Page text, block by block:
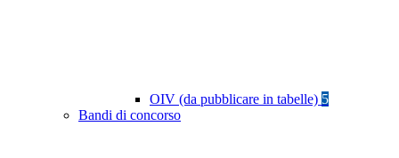
OIV (da pubblicare in tabelle) 5
Bandi di concorso